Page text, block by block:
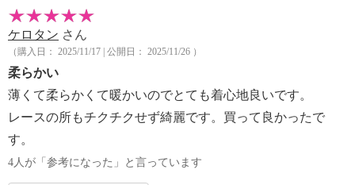
ケロタン さん
（購入日： 2025/11/17 | 公開日： 2025/11/26 ）
柔らかい
薄くて柔らかくて暖かいのでとても着心地良いです。
レースの所もチクチクせず綺麗です。買って良かったで
す。
4人が「参考になった」と言っています